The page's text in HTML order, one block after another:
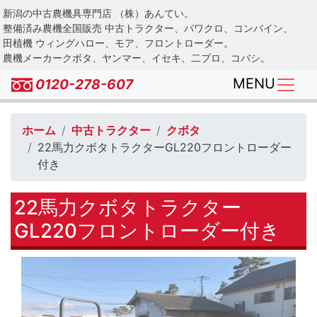
Skip
to
main
content
新潟の中古農機具専門店 （株）あんてい。
整備済み農機全国販売 中古トラクター、パワクロ、コンバイン、
田植機 ウィングハロー、モア、フロントローダー。
農機メーカークボタ、ヤンマー、イセキ、二プロ、コバシ。
0120-278-607 MENU
ホーム 中古トラクター
クボタ
22馬力クボタトラクターGL220フロントローダー
付き
22馬力クボタトラクター
GL220フロントローダー付き